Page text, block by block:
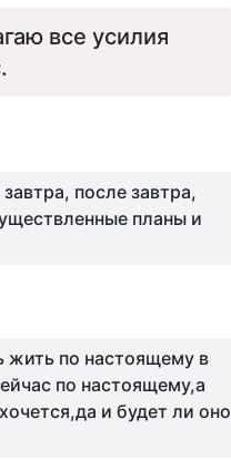
все усилия
после завтра,
планы и
жить по настоящему в
по настоящему,а
и будет ли оно